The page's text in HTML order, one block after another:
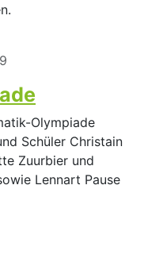
Olympiade
Schüler Christain
Zuurbier und
Lennart Pause